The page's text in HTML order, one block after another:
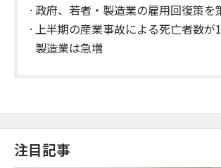
政府、若者・製造業の雇用回復策を
上半期の産業事故による死亡者数が
製造業は急増
注目記事